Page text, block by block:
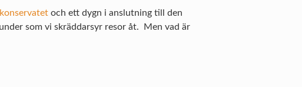
och ett dygn i anslutning till den
som vi skräddarsyr resor åt. Men vad är